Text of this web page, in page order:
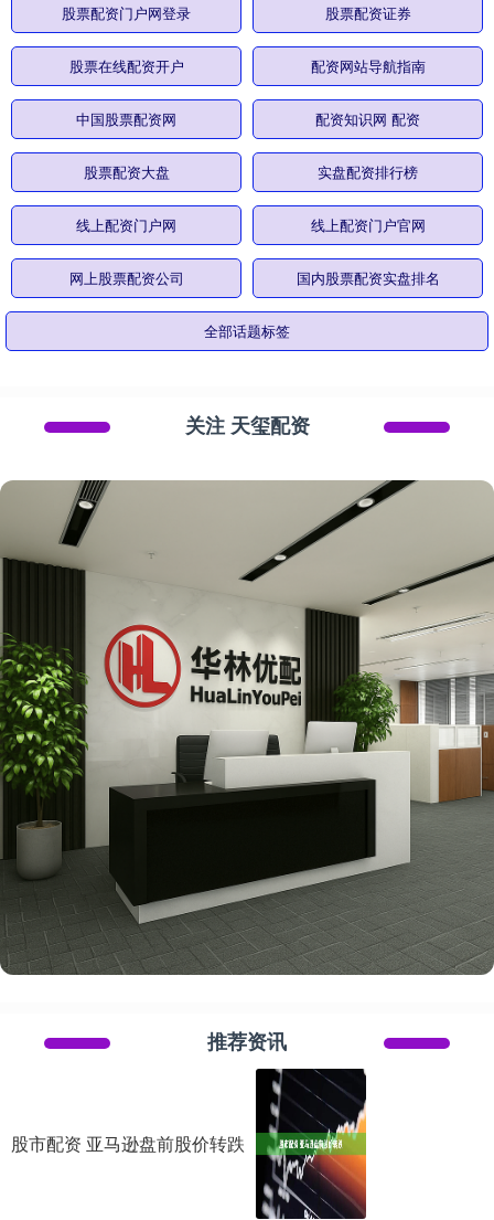
股票配资门户网登录 股票配资证券
股票在线配资开户 配资网站导航指南
中国股票配资网 配资知识网 配资
股票配资大盘 实盘配资排行榜
线上配资门户网 线上配资门户官网
网上股票配资公司 国内股票配资实盘排名
全部话题标签
关注 天玺配资
推荐资讯
股市配资 亚马逊盘前股价转跌